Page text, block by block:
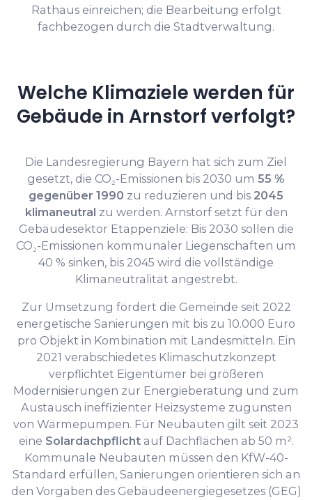
Rathaus einreichen; die Bearbeitung erfolgt
fachbezogen durch die Stadtverwaltung.
Welche Klimaziele werden für
Gebäude in Arnstorf verfolgt?
Die Landesregierung Bayern hat sich zum Ziel
gesetzt, die CO₂-Emissionen bis 2030 um 55 %
gegenüber 1990 zu reduzieren und bis 2045
klimaneutral zu werden. Arnstorf setzt für den
Gebäudesektor Etappenziele: Bis 2030 sollen die
CO₂-Emissionen kommunaler Liegenschaften um
40 % sinken, bis 2045 wird die vollständige
Klimaneutralität angestrebt.
Zur Umsetzung fördert die Gemeinde seit 2022
energetische Sanierungen mit bis zu 10.000 Euro
pro Objekt in Kombination mit Landesmitteln. Ein
2021 verabschiedetes Klimaschutzkonzept
verpflichtet Eigentümer bei größeren
Modernisierungen zur Energieberatung und zum
Austausch ineffizienter Heizsysteme zugunsten
von Wärmepumpen. Für Neubauten gilt seit 2023
eine Solardachpflichtauf Dachflächen ab 50 m².
Kommunale Neubauten müssen den KfW-40-
Standard erfüllen, Sanierungen orientieren sich an
den Vorgaben des Gebäudeenergiegesetzes (GEG)